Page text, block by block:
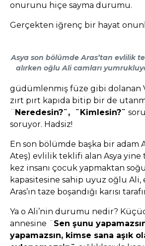
onurunu hiçe sayma durumu.
Gerçekten iğrenç bir hayat
Asya son bölümde Aras’tan evlilik
alırken oğlu Ali camları
güdümlenmiş füze gibi dolanan
zırt pırt kapıda bitip bir de
¨ Neredesin?¨, ¨Kimlesin?¨
soruyor. Hadsiz!
En son bölümde başka bir adam
Ateş) evlilik teklifi alan Asya yine
kez insanı çocuk yapmaktan
kapasitesine sahip uyuz oğlu Ali,
Aras’ın taze boşandığı karısı
Ya o Ali’nin durumu nedir?
annesine ¨ Sen şunu
yapamazsın, kimse sana aşık